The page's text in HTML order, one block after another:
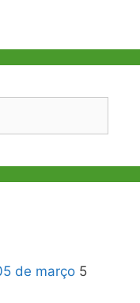
de março 5